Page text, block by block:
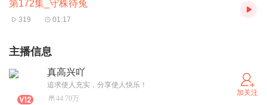
第172集_守株待兔
319 01:17
主播信息
真高兴吖
追求使人充实，分享使人快乐！
44.70万
加关注